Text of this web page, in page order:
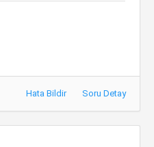
Hata Bildir Soru Detay